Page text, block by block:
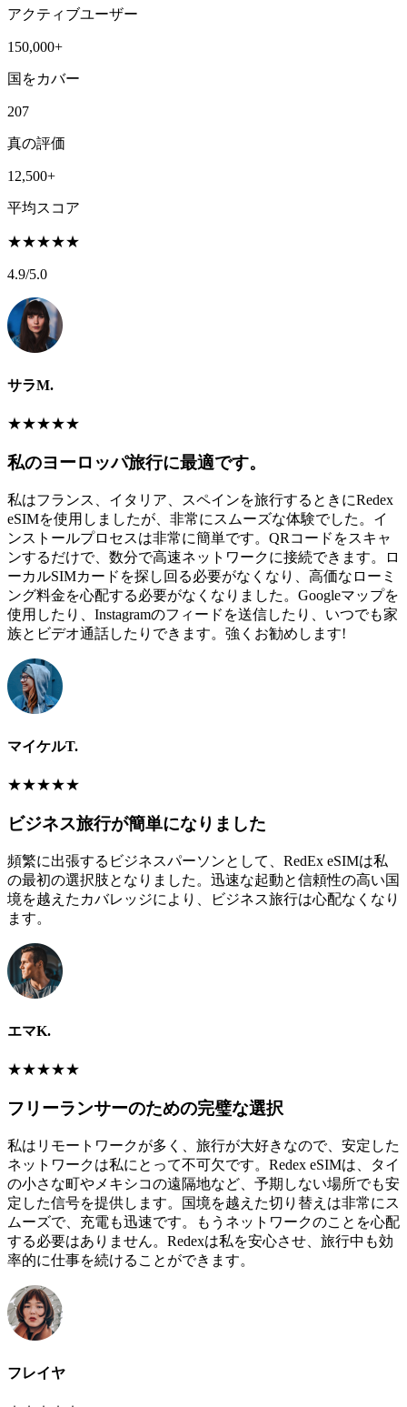
アクティブユーザー
150,000+
国をカバー
207
真の評価
12,500+
平均スコア
★★★★★
4.9/5.0
サラM.
★★★★★
私のヨーロッパ旅行に最適です。
私はフランス、イタリア、スペインを旅行するときにRedex
eSIMを使用しましたが、非常にスムーズな体験でした。イ
ンストールプロセスは非常に簡単です。QRコードをスキャ
ンするだけで、数分で高速ネットワークに接続できます。ロ
ーカルSIMカードを探し回る必要がなくなり、高価なローミ
ング料金を心配する必要がなくなりました。Googleマップを
使用したり、Instagramのフィードを送信したり、いつでも家
族とビデオ通話したりできます。強くお勧めします!
マイケルT.
★★★★★
ビジネス旅行が簡単になりました
頻繁に出張するビジネスパーソンとして、RedEx eSIMは私
の最初の選択肢となりました。迅速な起動と信頼性の高い国
境を越えたカバレッジにより、ビジネス旅行は心配なくなり
ます。
エマK.
★★★★★
フリーランサーのための完璧な選択
私はリモートワークが多く、旅行が大好きなので、安定した
ネットワークは私にとって不可欠です。Redex eSIMは、タイ
の小さな町やメキシコの遠隔地など、予期しない場所でも安
定した信号を提供します。国境を越えた切り替えは非常にス
ムーズで、充電も迅速です。もうネットワークのことを心配
する必要はありません。Redexは私を安心させ、旅行中も効
率的に仕事を続けることができます。
フレイヤ